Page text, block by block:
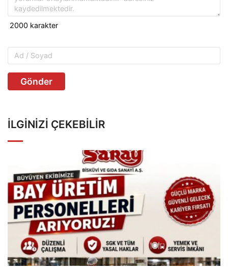
Gönder
İLGINIZI ÇEKEBILIR